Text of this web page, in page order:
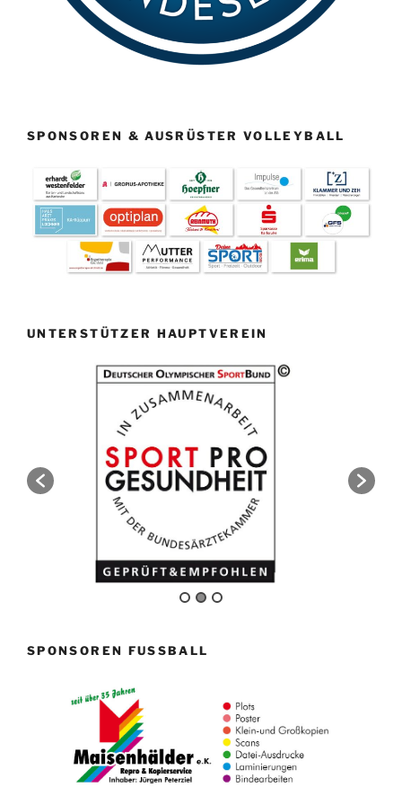
SPONSOREN & AUSRÜSTER VOLLEYBALL
UNTERSTÜTZER HAUPTVEREIN
SPONSOREN FUSSBALL